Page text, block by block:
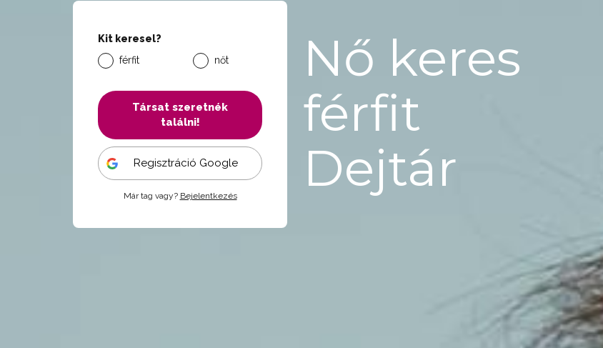
Kit keresel?
férfit
nőt
Társat szeretnék
találni!
Regisztráció Google
Már tag vagy? Bejelentkezés
Nő keres
férfit
Dejtár